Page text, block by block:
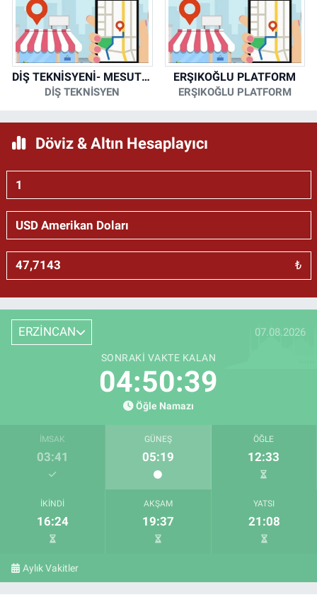
DİŞ TEKNİSYENİ- MESUT KORKMAZ
DİŞ TEKNİSYEN
ERŞIKOĞLU PLATFORM
ERŞIKOĞLU PLATFORM
Döviz & Altın Hesaplayıcı
₺
ERZİNCAN 07.08.2026
SONRAKI VAKTE KALAN
04:50:38
Öğle Namazı
İMSAK
03:41
GÜNEŞ
05:19
ÖĞLE
12:33
İKINDI
16:24
AKŞAM
19:37
YATSI
21:08
Aylık Vakitler